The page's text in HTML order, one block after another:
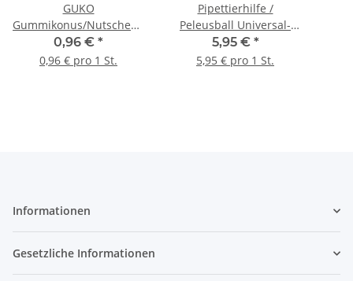
GUKO
Gummikonus/Nutschentrichter,
grau, Gr. 4; 41/27,5 mm
0,96 € *
0,96 € pro 1 St.
Pipettierhilfe /
Peleusball Universal-
Modell
5,95 € *
5,95 € pro 1 St.
Informationen
Gesetzliche Informationen